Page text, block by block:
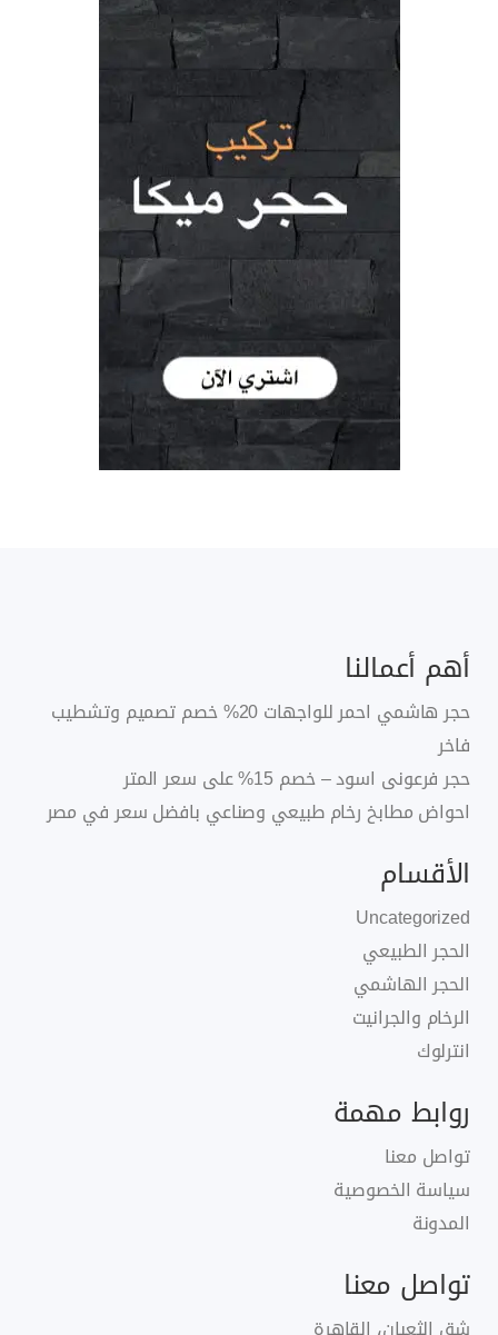
أهم أعمالنا
حجر هاشمي احمر للواجهات 20% خصم تصميم وتشطيب
فاخر
حجر فرعونى اسود – خصم 15% على سعر المتر
احواض مطابخ رخام طبيعي وصناعي بافضل سعر في مصر
الأقسام
Uncategorized
الحجر الطبيعي
الحجر الهاشمي
الرخام والجرانيت
انترلوك
روابط مهمة
تواصل معنا
سياسة الخصوصية
المدونة
تواصل معنا